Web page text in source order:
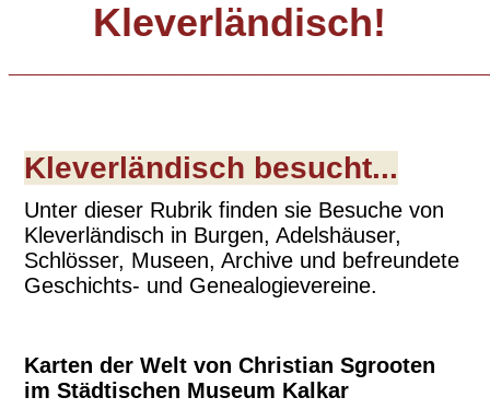
Kleverländisch!
Kleverländisch besucht...
Unter dieser Rubrik finden sie Besuche von
Kleverländisch in Burgen, Adelshäuser,
Schlösser, Museen, Archive und befreundete
Geschichts- und Genealogievereine.
Karten der Welt von Christian Sgrooten
im Städtischen Museum Kalkar